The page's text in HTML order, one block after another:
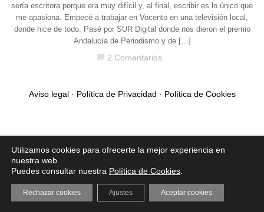
sería escritora porque era muy difícil y, al final, escribir es lo único que
me apasiona. Empecé a trabajar en Vocento en una televisión local,
donde hice de todo. Pasé por SUR Digital donde nos dieron el premio
Andalucía de Periodismo y de […]
chat_bubble 2 Comentarios
Aviso legal· Política de Privacidad · Política de Cookies
Utilizamos cookies para ofrecerte la mejor experiencia en
nuestra web.
Puedes consultar nuestra Política de Cookies
Aceptar cookies
Rechazar cookies Ajustes